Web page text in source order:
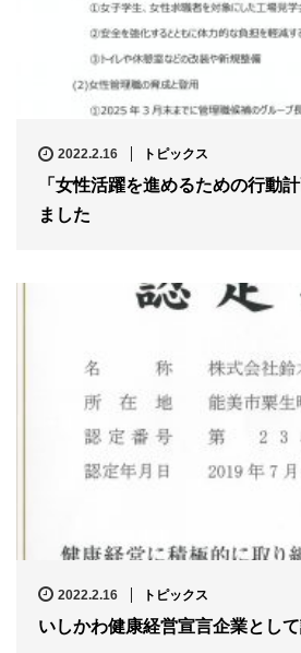
2022.2.16 トピックス
「女性活躍を進めるための行動
ました
2022.2.16 トピックス
いしかわ健康経営宣言企業とし